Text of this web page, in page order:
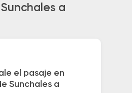
a
el pasaje en
Sunchales a